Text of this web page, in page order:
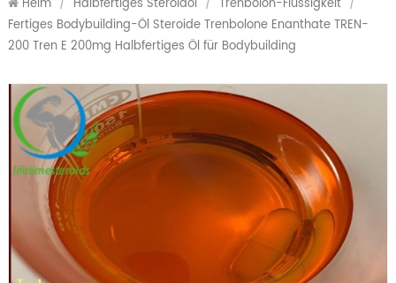
Fertiges Bodybuilding-Öl Steroide Trenbolone Enanthate TREN-
200 Tren E 200mg Halbfertiges Öl für Bodybuilding